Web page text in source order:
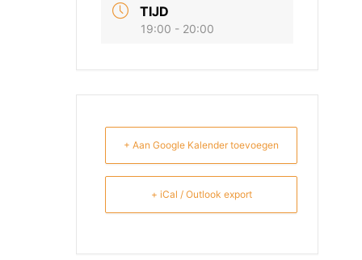
TIJD
19:00 - 20:00
+ Aan Google Kalender toevoegen
+ iCal / Outlook export